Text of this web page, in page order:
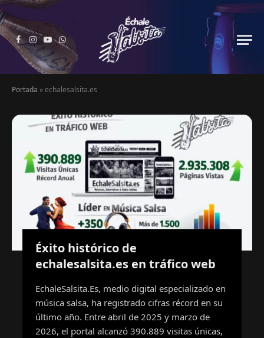
Facebook
Instagram
YouTubeWhatsApp
Portada »echalesalsita.es
Éxito histórico de
echalesalsita.es en tráfico web
EchaleSalsita.Es, medio digital especializado en
música salsa, ha registrado cifras récord en su
último año. Entre abril de 2025 y marzo de
2026, el portal alcanzó 390.889 visitas únicas,